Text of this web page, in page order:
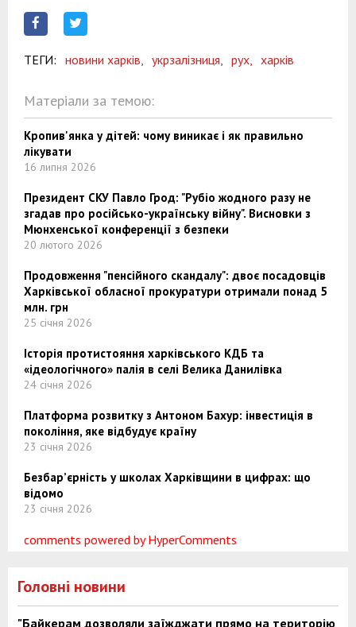
ТЕГИ: новини харків, укрзалізниця, рух, харків
Матеріали за темою:
Кропив'янка у дітей: чому виникає і як правильно
лікувати
16 липня 2026
Президент СКУ Павло Грод: "Рубіо жодного разу не
згадав про російсько-українську війну". Висновки з
Мюнхенської конференції з безпеки
20 лютого 2026
Продовження "пенсійного скандалу": двоє посадовців
Харківської обласної прокуратури отримали понад 5
млн. грн
25 січня 2026
Історія протистояння харківського КДБ та
«ідеологічного» палія в селі Велика Данилівка
24 січня 2026
Платформа розвитку з Антоном Бахур: інвестиція в
покоління, яке відбудує країну
23 січня 2026
Безбар’єрність у школах Харківщини в цифрах: що
відомо
23 січня 2026
comments powered by HyperComments
Головні новини
"Байкерам дозволяли заїжджати прямо на територію